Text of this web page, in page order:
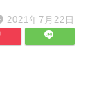
2021年7月22日